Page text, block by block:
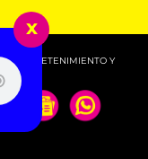
ENTRETENIMIENTO Y
x